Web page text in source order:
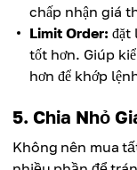
chấp nhận giá
Limit Order: đặt
tốt hơn. Giúp
hơn để khớp
5. Chia Nhỏ
Không nên mua